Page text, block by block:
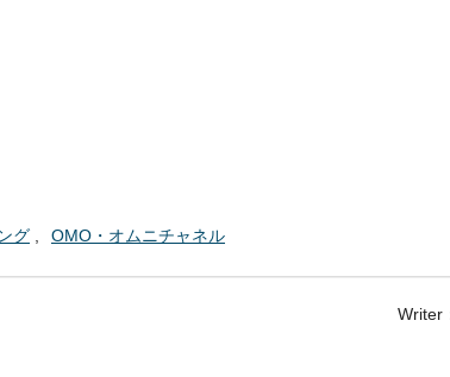
グ OMO・オムニチャネル
Writer